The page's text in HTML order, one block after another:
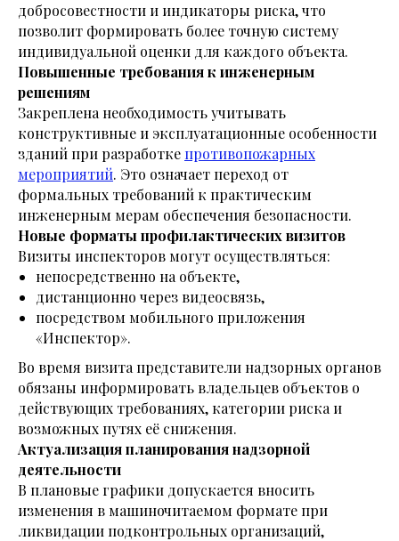
добросовестности и индикаторы риска, что
позволит формировать более точную систему
индивидуальной оценки для каждого объекта.
Повышенные требования к инженерным
решениям
Закреплена необходимость учитывать
конструктивные и эксплуатационные особенности
зданий при разработке противопожарных
мероприятий. Это означает переход от
формальных требований к практическим
инженерным мерам обеспечения безопасности.
Новые форматы профилактических визитов
Визиты инспекторов могут осуществляться:
непосредственно на объекте,
дистанционно через видеосвязь,
посредством мобильного приложения
«Инспектор».
Во время визита представители надзорных органов
обязаны информировать владельцев объектов о
действующих требованиях, категории риска и
возможных путях её снижения.
Актуализация планирования надзорной
деятельности
В плановые графики допускается вносить
изменения в машиночитаемом формате при
ликвидации подконтрольных организаций,